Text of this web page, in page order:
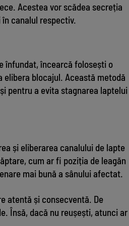
Acestea vor scădea secreția
canalul respectiv.
înfundat, încearcă folosești o
elibera blocajul. Această metodă
pentru a evita stagnarea laptelui
și eliberarea canalului de lapte
cum ar fi poziția de leagăn
mai bună a sânului afectat.
atentă și consecventă. De
Însă, dacă nu reușești, atunci ar